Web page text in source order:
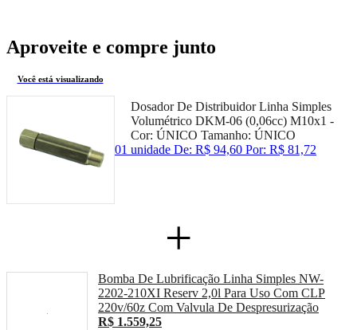
Aproveite e compre junto
Você está visualizando
Dosador De Distribuidor Linha Simples
Volumétrico DKM-06 (0,06cc) M10x1 -
Cor: ÚNICO Tamanho: ÚNICO
01 unidade De: R$ 94,60 Por: R$ 81,72
+
Bomba De Lubrificação Linha Simples NW-
2202-210XI Reserv 2,0l Para Uso Com CLP
220v/60z Com Valvula De Despresurização
R$ 1.559,25